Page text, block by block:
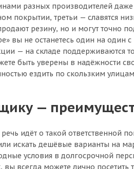
разных производителей
покрытии, третьи —
резину, но и могут точно
вы не останетесь один на
— на складе
быть уверены в надёжности
ездить по скользким
—
идёт о такой ответственной
искать дешёвые варианты на
условия в долгосрочной
всегда можете лично посетить